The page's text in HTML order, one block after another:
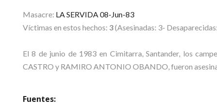
Masacre: LA SERVIDA 08-Jun-83
Víctimas en estos hechos: 3(Asesinadas: 3-
El 8 de junio de 1983 en Cimitarra, Santander, los
CASTRO y RAMIRO ANTONIO OBANDO, fueron
Fuentes: